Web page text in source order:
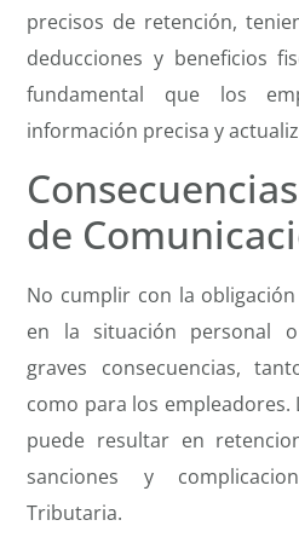
precisos de retención,
deducciones y beneficios
fundamental que los
información precisa y
de
No cumplir con la
en la situación personal
graves consecuencias,
como para los empleadores.
puede resultar en
sanciones y
Tributaria.